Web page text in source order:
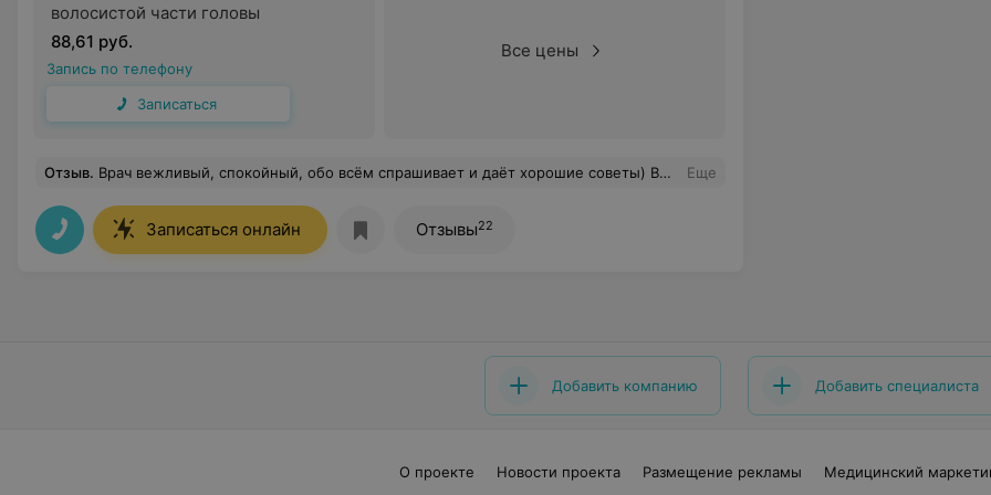
волосистой части головы
88,61 руб.
Запись по телефону
Записаться
Все цены
Отзыв. Врач вежливый, спокойный, обо всём спрашивает и даёт хорошие советы) Врач от Бога Еще
Записаться онлайн Отзывы22
Добавить компанию Добавить специалиста
О проекте Новости проекта Размещение рекламы
Медицинский